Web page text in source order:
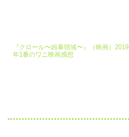
『クロール〜凶暴領域〜』（映画）2019
年1番のワニ映画感想